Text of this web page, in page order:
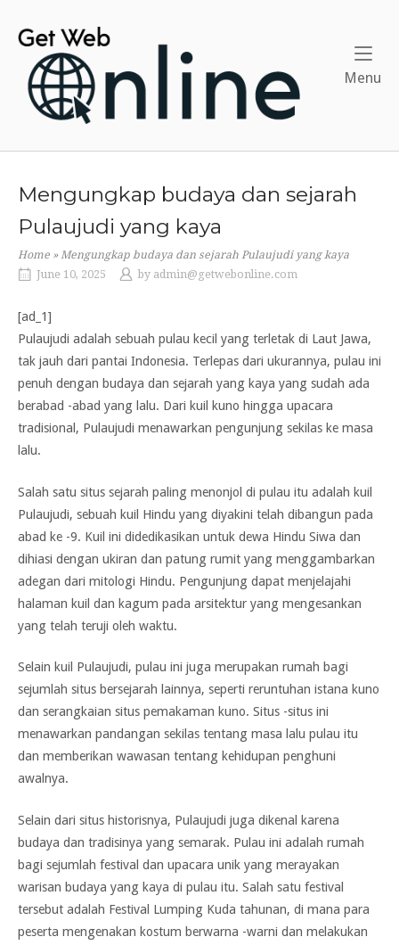
content
Home
Menu
Mengungkap budaya dan sejarah
Pulaujudi yang kaya
Home » Mengungkap budaya dan sejarah Pulaujudi yang kaya
June 10, 2025
by admin@getwebonline.com
[ad_1]
Pulaujudi adalah sebuah pulau kecil yang terletak di Laut Jawa,
tak jauh dari pantai Indonesia. Terlepas dari ukurannya, pulau ini
penuh dengan budaya dan sejarah yang kaya yang sudah ada
berabad -abad yang lalu. Dari kuil kuno hingga upacara
tradisional, Pulaujudi menawarkan pengunjung sekilas ke masa
lalu.
Salah satu situs sejarah paling menonjol di pulau itu adalah kuil
Pulaujudi, sebuah kuil Hindu yang diyakini telah dibangun pada
abad ke -9. Kuil ini didedikasikan untuk dewa Hindu Siwa dan
dihiasi dengan ukiran dan patung rumit yang menggambarkan
adegan dari mitologi Hindu. Pengunjung dapat menjelajahi
halaman kuil dan kagum pada arsitektur yang mengesankan
yang telah teruji oleh waktu.
Selain kuil Pulaujudi, pulau ini juga merupakan rumah bagi
sejumlah situs bersejarah lainnya, seperti reruntuhan istana kuno
dan serangkaian situs pemakaman kuno. Situs -situs ini
menawarkan pandangan sekilas tentang masa lalu pulau itu
dan memberikan wawasan tentang kehidupan penghuni
awalnya.
Selain dari situs historisnya, Pulaujudi juga dikenal karena
budaya dan tradisinya yang semarak. Pulau ini adalah rumah
bagi sejumlah festival dan upacara unik yang merayakan
warisan budaya yang kaya di pulau itu. Salah satu festival
tersebut adalah Festival Lumping Kuda tahunan, di mana para
peserta mengenakan kostum berwarna -warni dan melakukan